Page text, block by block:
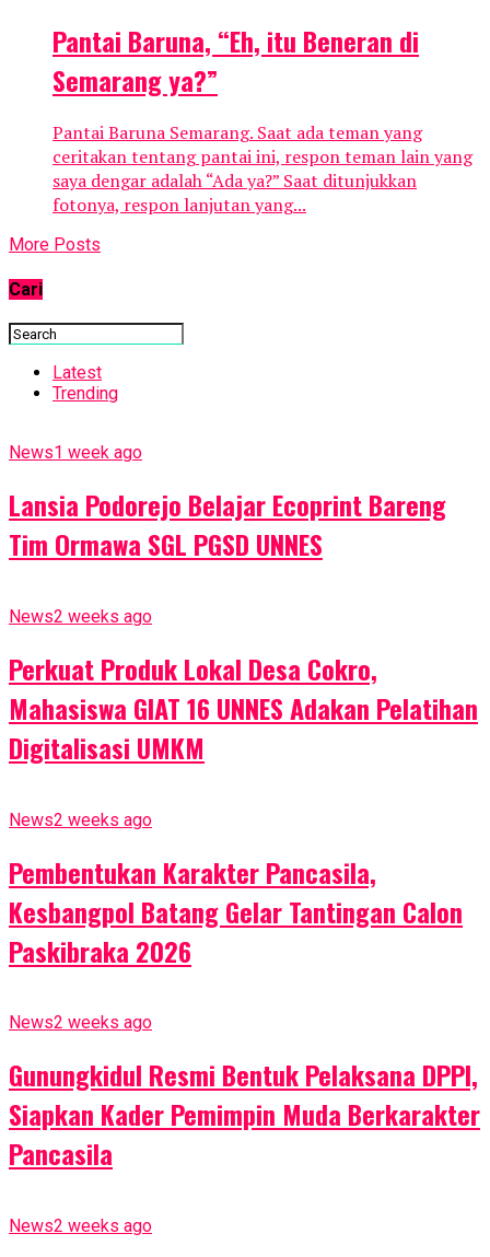
Pantai Baruna, “Eh, itu Beneran di
Semarang ya?”
Pantai Baruna Semarang. Saat ada teman yang
ceritakan tentang pantai ini, respon teman lain yang
saya dengar adalah “Ada ya?” Saat ditunjukkan
fotonya, respon lanjutan yang...
More Posts
Cari
Latest
Trending
News1 week ago
Lansia Podorejo Belajar Ecoprint Bareng
Tim Ormawa SGL PGSD UNNES
News2 weeks ago
Perkuat Produk Lokal Desa Cokro,
Mahasiswa GIAT 16 UNNES Adakan Pelatihan
Digitalisasi UMKM
News2 weeks ago
Pembentukan Karakter Pancasila,
Kesbangpol Batang Gelar Tantingan Calon
Paskibraka 2026
News2 weeks ago
Gunungkidul Resmi Bentuk Pelaksana DPPI,
Siapkan Kader Pemimpin Muda Berkarakter
Pancasila
News2 weeks ago